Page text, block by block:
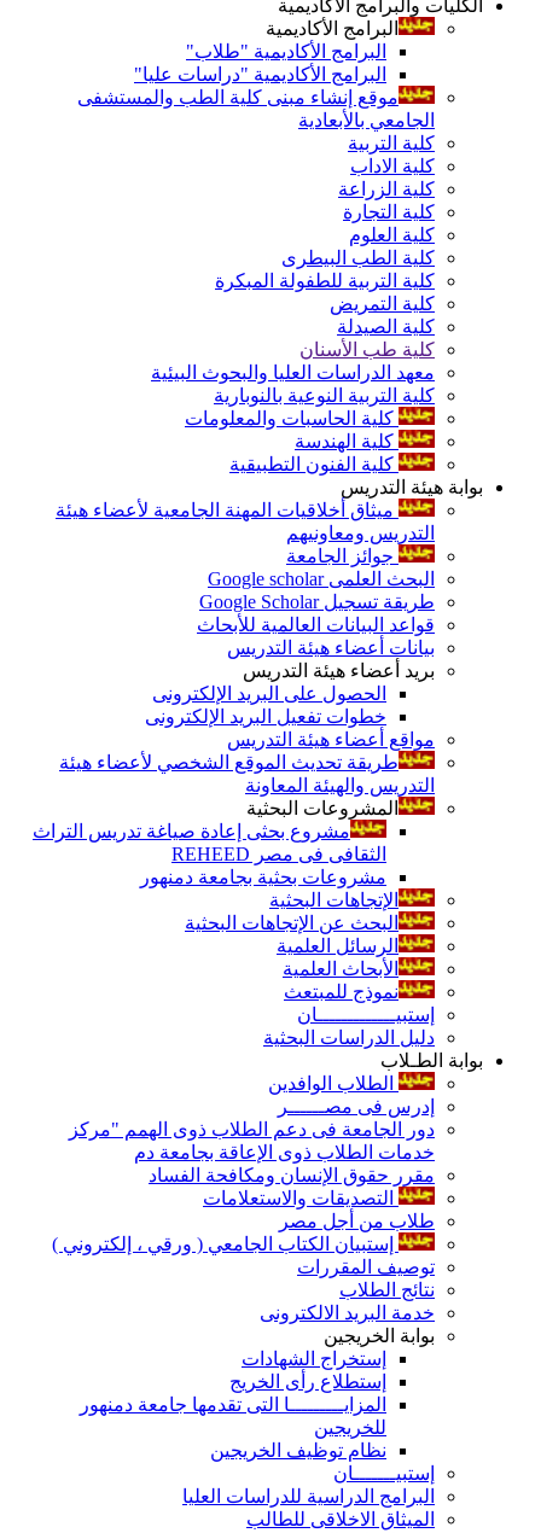
الكليات والبرامج الأكاديمية
البرامج الأكاديمية
البرامج الأكاديمية "طلاب"
البرامج الأكاديمية "دراسات عليا"
موقع إنشاء مبنى كلية الطب والمستشفى
الجامعي بالأبعادية
كلية التربية
كلية الاداب
كلية الزراعة
كلية التجارة
كلية العلوم
كلية الطب البيطرى
كلية التربية للطفولة المبكرة
كلية التمريض
كلية الصيدلة
كلية طب الأسنان
معهد الدراسات العليا والبحوث البيئية
كلية التربية النوعية بالنوبارية
كلية الحاسبات والمعلومات
كلية الهندسة
كلية الفنون التطبيقية
بوابة هيئة التدريس
ميثاق أخلاقيات المهنة الجامعية لأعضاء هيئة
التدريس ومعاونيهم
جوائز الجامعة
البحث العلمى Google scholar
طريقة تسجيل Google Scholar
قواعد البيانات العالمية للأبحاث
بيانات أعضاء هيئة التدريس
بريد أعضاء هيئة التدريس
الحصول على البريد الإلكترونى
خطوات تفعيل البريد الإلكترونى
مواقع أعضاء هيئة التدريس
طريقة تحديث الموقع الشخصي لأعضاء هيئة
التدريس والهيئة المعاونة
المشروعات البحثية
مشروع بحثى إعادة صياغة تدريس التراث
الثقافى فى مصر REHEED
مشروعات بحثية بجامعة دمنهور
الإتجاهات البحثية
البحث عن الإتجاهات البحثية
الرسائل العلمية
الأبحاث العلمية
نموذج للمبتعث
إستبيـــــــــــــان
دليل الدراسات البحثية
بوابة الطـلاب
الطلاب الوافدين
إدرس فى مصــــــر
دور الجامعة فى دعم الطلاب ذوى الهمم "مركز
خدمات الطلاب ذوى الإعاقة بجامعة دم
مقرر حقوق الإنسان ومكافحة الفساد
التصديقات والاستعلامات
طلاب من أجل مصر
إستبيان الكتاب الجامعي ( ورقي ، إلكتروني )
توصيف المقررات
نتائج الطلاب
خدمة البريد الالكترونى
بوابة الخريجين
إستخراج الشهادات
إستطلاع رأى الخريج
المزايـــــــــا التى تقدمها جامعة دمنهور
للخريجين
نظام توظيف الخريجين
إستبيـــــــان
البرامج الدراسية للدراسات العليا
الميثاق الاخلاقى للطالب